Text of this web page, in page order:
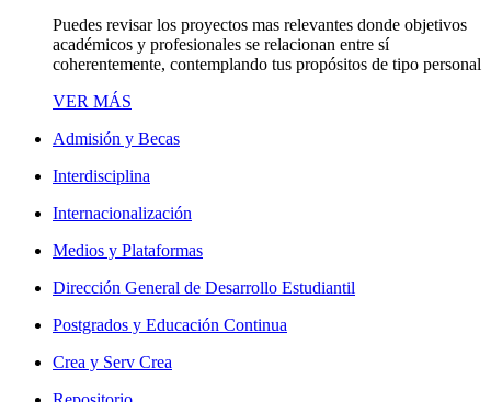
Puedes revisar los proyectos mas relevantes donde objetivos
académicos y profesionales se relacionan entre sí
coherentemente, contemplando tus propósitos de tipo personal
VER MÁS
Admisión y Becas
Interdisciplina
Internacionalización
Medios y Plataformas
Dirección General de Desarrollo Estudiantil
Postgrados y Educación Continua
Crea y Serv Crea